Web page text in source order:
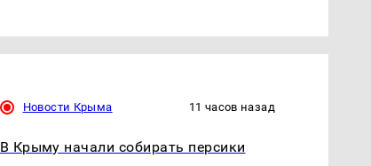
Новости Крыма 11 часов назад
В Крыму начали собирать персики